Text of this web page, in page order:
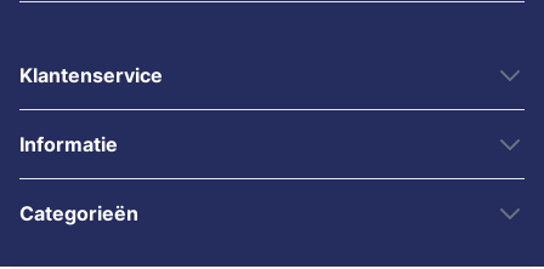
Klantenservice
Informatie
Categorieën